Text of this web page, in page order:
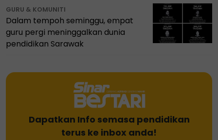
GURU & KOMUNITI
Dalam tempoh seminggu, empat
guru pergi meninggalkan dunia
pendidikan Sarawak
Dapatkan Info semasa pendidikan
terus ke inbox anda!